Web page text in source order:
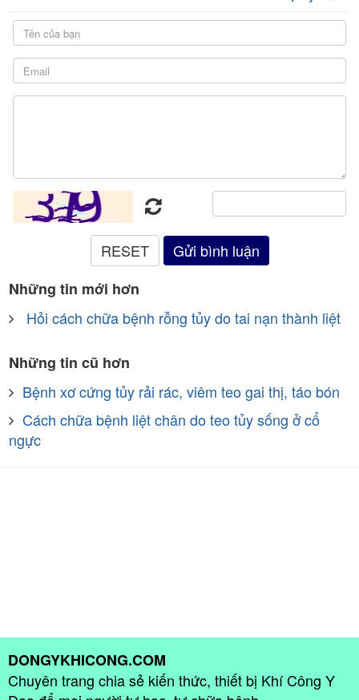
Những tin mới hơn
Hỏi cách chữa bệnh rỗng tủy do tai nạn thành liệt
Những tin cũ hơn
Bệnh xơ cứng tủy rải rác, viêm teo gai thị, táo bón
Cách chữa bệnh liệt chân do teo tủy sống ở cổ
ngực
DONGYKHICONG.COM
Chuyên trang chia sẻ kiến thức, thiết bị Khí Công Y